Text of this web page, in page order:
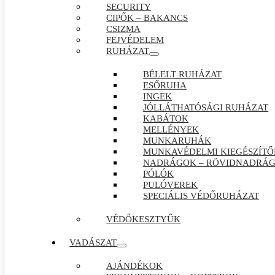
SECURITY
CIPŐK – BAKANCS
CSIZMA
FEJVÉDELEM
RUHÁZAT
BÉLELT RUHÁZAT
ESŐRUHA
INGEK
JÓLLÁTHATÓSÁGI RUHÁZAT
KABÁTOK
MELLÉNYEK
MUNKARUHÁK
MUNKAVÉDELMI
NADRÁGOK –
PÓLÓK
PULÓVEREK
SPECIÁLIS VÉDŐRUHÁZAT
VÉDŐKESZTYŰK
VADÁSZAT
AJÁNDÉKOK